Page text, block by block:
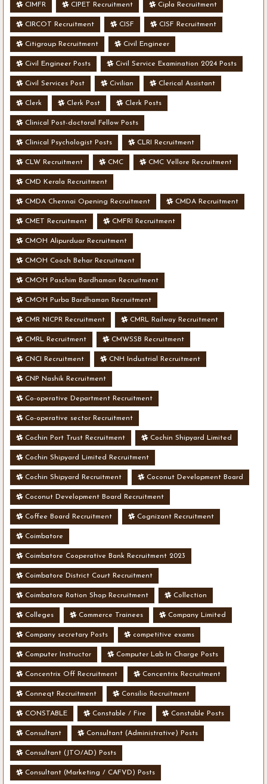
CIMFR CIPET Recruitment Cipla Recruitment
CIRCOT Recruitment CISF CISF Recruitment
Citigroup Recruitment Civil Engineer
Civil Engineer Posts Civil Service Examination 2024 Posts
Civil Services Post Civilian Clerical Assistant
Clerk Clerk Post Clerk Posts
Clinical Post-doctoral Fellow Posts
Clinical Psychologist Posts CLRI Recruitment
CLW Recruitment CMC CMC Vellore Recruitment
CMD Kerala Recruitment
CMDA Chennai Opening Recruitment CMDA Recruitment
CMET Recruitment CMFRI Recruitment
CMOH Alipurduar Recruitment
CMOH Cooch Behar Recruitment
CMOH Paschim Bardhaman Recruitment
CMOH Purba Bardhaman Recruitment
CMR NICPR Recruitment CMRL Railway Recruitment
CMRL Recruitment CMWSSB Recruitment
CNCI Recruitment CNH Industrial Recruitment
CNP Nashik Recruitment
Co-operative Department Recruitment
Co-operative sector Recruitment
Cochin Port Trust Recruitment Cochin Shipyard Limited
Cochin Shipyard Limited Recruitment
Cochin Shipyard Recruitment Coconut Development Board
Coconut Development Board Recruitment
Coffee Board Recruitment Cognizant Recruitment
Coimbatore
Coimbatore Cooperative Bank Recruitment 2023
Coimbatore District Court Recruitment
Coimbatore Ration Shop Recruitment Collection
Colleges Commerce Trainees Company Limited
Company secretary Posts competitive exams
Computer Instructor Computer Lab In Charge Posts
Concentrix Off Recruitment Concentrix Recruitment
Conneqt Recruitment Consilio Recruitment
CONSTABLE Constable / Fire Constable Posts
Consultant Consultant (Administrative) Posts
Consultant (JTO/AD) Posts
Consultant (Marketing / CAFVD) Posts